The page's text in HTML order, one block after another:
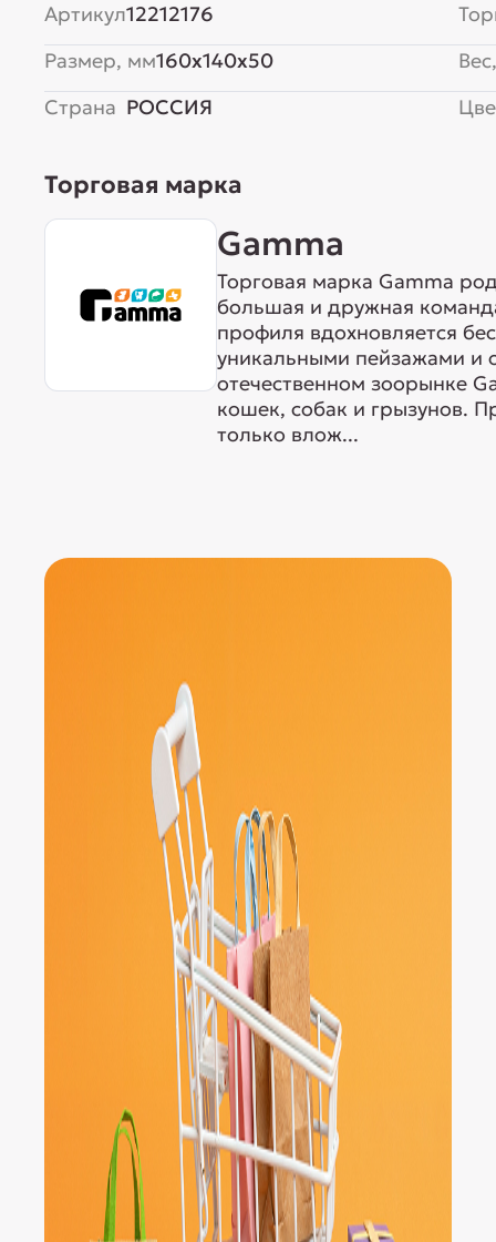
Артикул12212176
Размер, мм160x140x50
Страна РОССИЯ
Торговая марка
Gamma
Торговая марка Gamma
большая и дружная
профиля вдохновляется
уникальными пейзажами и
отечественном зоорынке
кошек, собак и грызунов.
только влож...